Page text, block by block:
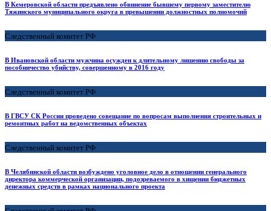
В Кемеровской области предъявлено обвинение бывшему первому заместителю
Тяжинского муниципального округа в превышении должностных полномочий
Следственный комитет РФ
В Ивановской области мужчина осужден к длительному лишению свободы за
пособничество убийству, совершенному в 2016 году
Следственный комитет РФ
В ГВСУ СК России проведено совещание по вопросам выполнения строительных и
ремонтных работ на ведомственных объектах
Следственный комитет РФ
В Челябинской области возбуждено уголовное дело в отношении генерального
директора коммерческой организации, подозреваемого в хищении бюджетных
денежных средств в рамках национального проекта